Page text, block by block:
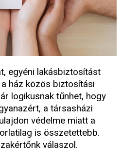
egyéni lakásbiztosítást
ház közös biztosítási
logikusnak tűnhet, hogy
a társasházi
védelme miatt a
is összetettebb.
válaszol.